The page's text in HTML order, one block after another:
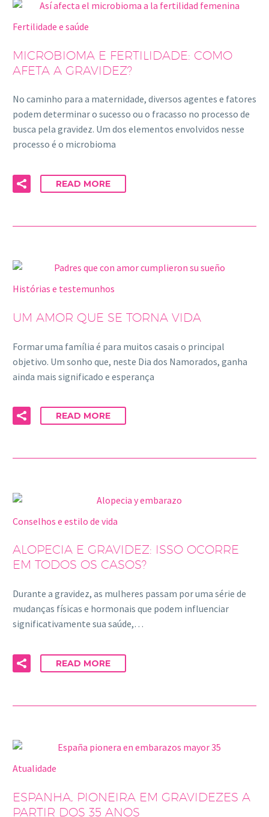
Fertilidade e saúde
MICROBIOMA E FERTILIDADE: COMO
AFETA A GRAVIDEZ?
No caminho para a maternidade, diversos agentes e fatores
podem determinar o sucesso ou o fracasso no processo de
busca pela gravidez. Um dos elementos envolvidos nesse
processo é o microbioma
READ MORE
Histórias e testemunhos
UM AMOR QUE SE TORNA VIDA
Formar uma família é para muitos casais o principal
objetivo. Um sonho que, neste Dia dos Namorados, ganha
ainda mais significado e esperança
READ MORE
Conselhos e estilo de vida
ALOPECIA E GRAVIDEZ: ISSO OCORRE
EM TODOS OS CASOS?
Durante a gravidez, as mulheres passam por uma série de
mudanças físicas e hormonais que podem influenciar
significativamente sua saúde,…
READ MORE
Atualidade
ESPANHA, PIONEIRA EM GRAVIDEZES A
PARTIR DOS 35 ANOS